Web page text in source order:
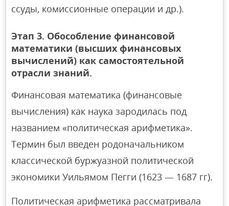
ссуды, комиссионные операции и др.).
Этап 3. Обособление финансовой
математики (высших финансовых
вычислений) как самостоятельной
отрасли знаний.
Финансовая математика (финансовые
вычисления) как наука зародилась под
названием «политическая арифметика».
Термин был введен родоначальником
классической буржуазной политической
экономики Уильямом Пегги (1623 — 1687 гг).
Политическая арифметика рассматривала